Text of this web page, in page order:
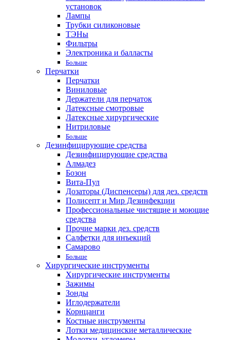
установок
Лампы
Трубки силиконовые
ТЭНы
Фильтры
Электроника и балласты
Больше
Перчатки
Перчатки
Виниловые
Держатели для перчаток
Латексные смотровые
Латексные хирургические
Нитриловые
Больше
Дезинфицирующие средства
Дезинфицирующие средства
Алмадез
Бозон
Вита-Пул
Дозаторы (Диспенсеры) для дез. средств
Полисепт и Мир Дезинфекции
Профессиональные чистящие и моющие
средства
Прочие марки дез. средств
Салфетки для инъекций
Самарово
Больше
Хирургические инструменты
Хирургические инструменты
Зажимы
Зонды
Иглодержатели
Корнцанги
Костные инструменты
Лотки медицинские металлические